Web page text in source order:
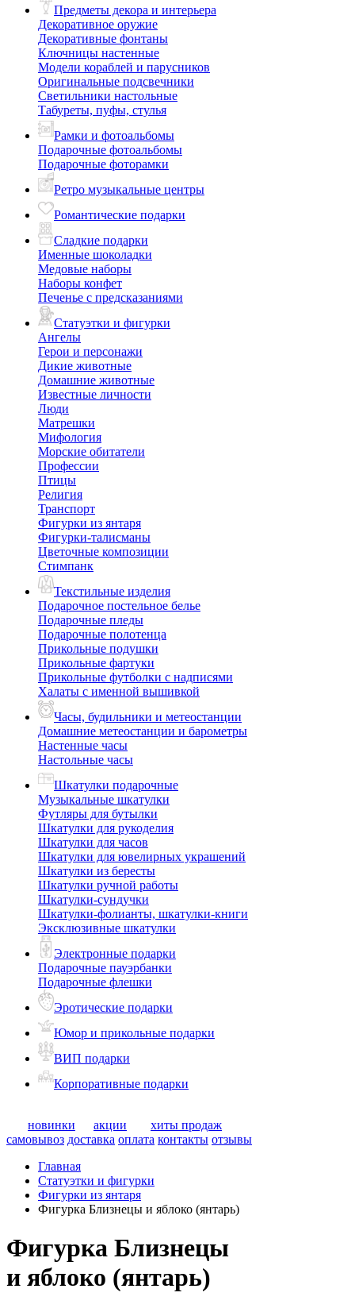
Предметы декора и интерьера
Декоративное оружие
Декоративные фонтаны
Ключницы настенные
Модели кораблей и парусников
Оригинальные подсвечники
Светильники настольные
Табуреты, пуфы, стулья
Рамки и фотоальбомы
Подарочные фотоальбомы
Подарочные фоторамки
Ретро музыкальные центры
Романтические подарки
Сладкие подарки
Именные шоколадки
Медовые наборы
Наборы конфет
Печенье с предсказаниями
Статуэтки и фигурки
Ангелы
Герои и персонажи
Дикие животные
Домашние животные
Известные личности
Люди
Матрешки
Мифология
Морские обитатели
Профессии
Птицы
Религия
Транспорт
Фигурки из янтаря
Фигурки-талисманы
Цветочные композиции
Стимпанк
Текстильные изделия
Подарочное постельное белье
Подарочные пледы
Подарочные полотенца
Прикольные подушки
Прикольные фартуки
Прикольные футболки с надписями
Халаты с именной вышивкой
Часы, будильники и метеостанции
Домашние метеостанции и барометры
Настенные часы
Настольные часы
Шкатулки подарочные
Музыкальные шкатулки
Футляры для бутылки
Шкатулки для рукоделия
Шкатулки для часов
Шкатулки для ювелирных украшений
Шкатулки из бересты
Шкатулки ручной работы
Шкатулки-сундучки
Шкатулки-фолианты, шкатулки-книги
Эксклюзивные шкатулки
Электронные подарки
Подарочные пауэрбанки
Подарочные флешки
Эротические подарки
Юмор и прикольные подарки
ВИП подарки
Корпоративные подарки
новинки акции
хиты продаж
самовывоз доставка оплата контакты отзывы
Главная
Статуэтки и фигурки
Фигурки из янтаря
Фигурка Близнецы и яблоко (янтарь)
Фигурка Близнецы
и яблоко (янтарь)